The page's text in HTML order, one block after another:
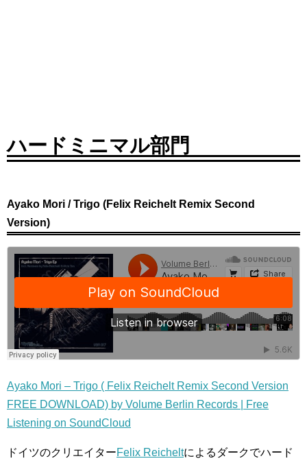
ハードミニマル部門
Ayako Mori / Trigo (Felix Reichelt Remix Second
Version)
Ayako Mori – Trigo ( Felix Reichelt Remix Second Version
FREE DOWNLOAD) by Volume Berlin Records | Free
Listening on SoundCloud
ドイツのクリエイターFelix Reicheltによるダークでハード